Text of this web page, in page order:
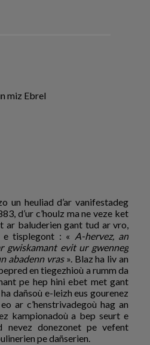
un heuliad d’ar vanifestadeg
d’ur c’houlz ma ne veze ket
ar baluderien gant tud ar vro,
e tisplegont : « A-hervez, an
gwiskamant evit ur gwenneg
abadenn vras». Blaz ha liv an
en tiegezhioù a rumm da
pe hep hini ebet met gant
dañsoù e-leizh eus gourenez
ar c’henstrivadegoù hag an
kampionadoù a bep seurt e
nevez donezonet pe vefent
pe dañserien.
miz Ebrel